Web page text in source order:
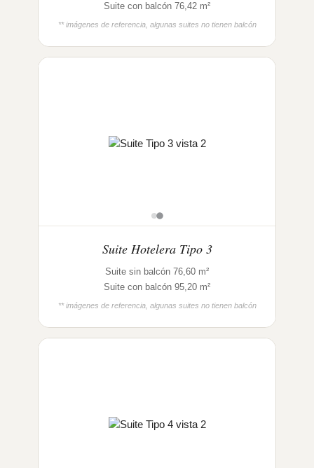
Suite con balcón 76,42 m²
** imágenes de referencia, algunas suites no tienen balcón
Suite Hotelera Tipo 3
Suite sin balcón 76,60 m²
Suite con balcón 95,20 m²
** imágenes de referencia, algunas suites no tienen balcón